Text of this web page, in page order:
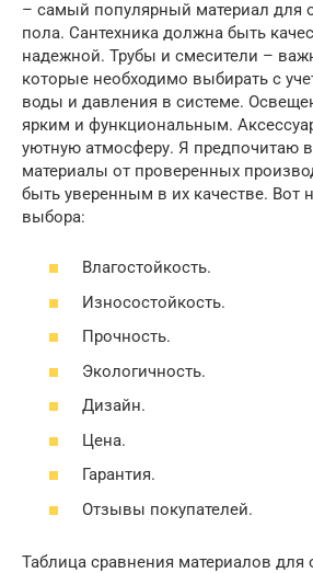
– самый популярный материал для
пола. Сантехника должна быть
надежной. Трубы и смесители –
которые необходимо выбирать с
воды и давления в системе.
ярким и функциональным.
уютную атмосферу. Я предпочитаю
материалы от проверенных
быть уверенным в их качестве. Вот
выбора:
Влагостойкость.
Износостойкость.
Прочность.
Экологичность.
Дизайн.
Цена.
Гарантия.
Отзывы покупателей.
Таблица сравнения материалов для